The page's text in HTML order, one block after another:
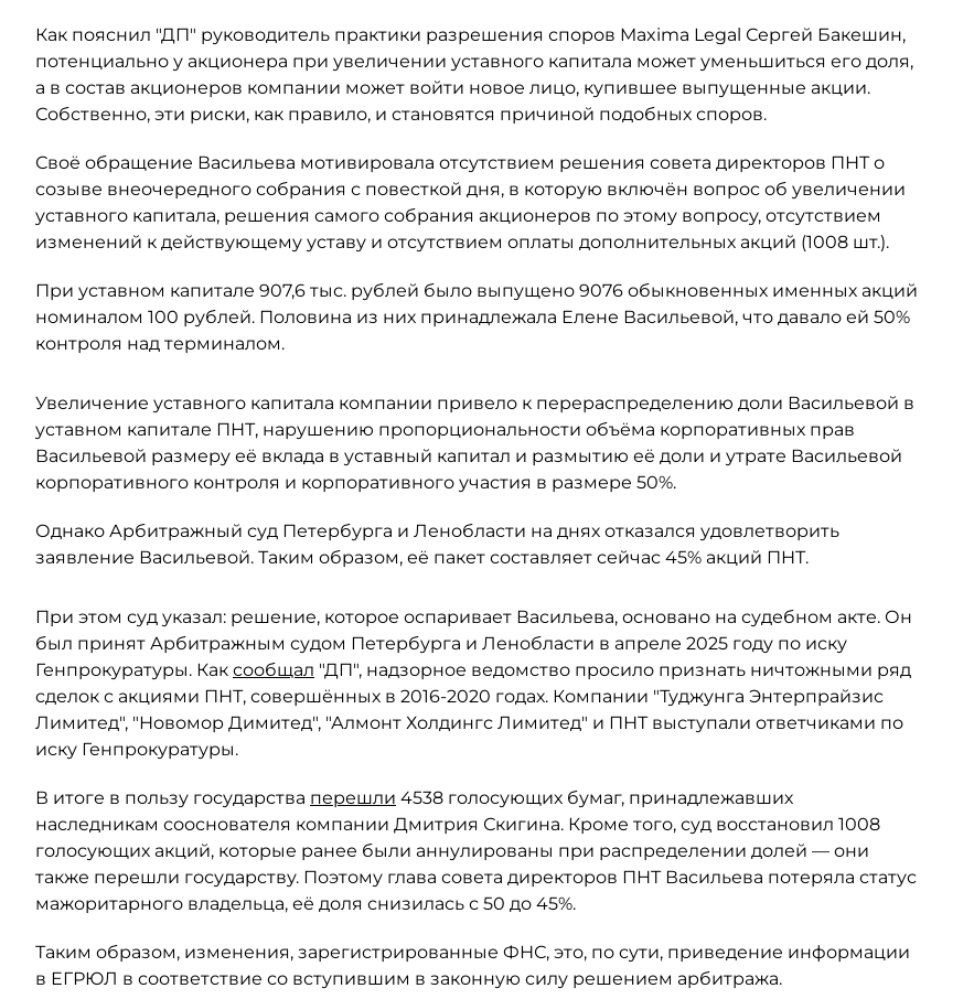
Как пояснил "ДП" руководитель практики разрешения споров Maxima Legal Сергей Бакешин,
потенциально у акционера при увеличении уставного капитала может уменьшиться его доля,
а в состав акционеров компании может войти новое лицо, купившее выпущенные акции.
Собственно, эти риски, как правило, и становятся причиной подобных споров.
Своё обращение Васильева мотивировала отсутствием решения совета директоров ПНТ о
созыве внеочередного собрания с повесткой дня, в которую включён вопрос об увеличении
уставного капитала, решения самого собрания акционеров по этому вопросу, отсутствием
изменений к действующему уставу и отсутствием оплаты дополнительных акций (1008 шт.).
При уставном капитале 907,6 тыс. рублей было выпущено 9076 обыкновенных именных акций
номиналом 100 рублей. Половина из них принадлежала Елене Васильевой, что давало ей 50%
контроля над терминалом.
Увеличение уставного капитала компании привело к перераспределению доли Васильевой в
уставном капитале ПНТ, нарушению пропорциональности объёма корпоративных прав
Васильевой размеру её вклада в уставный капитал и размытию её доли и утрате Васильевой
корпоративного контроля и корпоративного участия в размере 50%.
Однако Арбитражный суд Петербурга и Ленобласти на днях отказался удовлетворить
заявление Васильевой. Таким образом, её пакет составляет сейчас 45% акций ПНТ.
При этом суд указал: решение, которое оспаривает Васильева, основано на судебном акте. Он
был принят Арбитражным судом Петербурга и Ленобласти в апреле 2025 году по иску
Генпрокуратуры. Как сообщал "ДП", надзорное ведомство просило признать ничтожными ряд
сделок с акциями ПНТ, совершённых в 2016-2020 годах. Компании "Туджунга Энтерпрайзис
Лимитед", "Новомор Димитед", "Алмонт Холдингс Лимитед" и ПНТ выступали ответчиками по
иску Генпрокуратуры.
В итоге в пользу государства перешли 4538 голосующих бумаг, принадлежавших
наследникам сооснователя компании Дмитрия Скигина. Кроме того, суд восстановил 1008
голосующих акций, которые ранее были аннулированы при распределении долей — они
также перешли государству. Поэтому глава совета директоров ПНТ Васильева потеряла статус
мажоритарного владельца, её доля снизилась с 50 до 45%.
Таким образом, изменения, зарегистрированные ФНС, это, по сути, приведение информации
в ЕГРЮЛ в соответствие со вступившим в законную силу решением арбитража.